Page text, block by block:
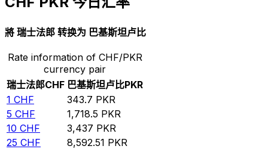
將 瑞士法郎 转换为 巴基斯坦卢比
Rate information of CHF/PKR
currency pair
瑞士法郎CHF 巴基斯坦卢比PKR
1 CHF 343.7 PKR
5 CHF 1,718.5 PKR
10 CHF 3,437 PKR
25 CHF 8,592.51 PKR